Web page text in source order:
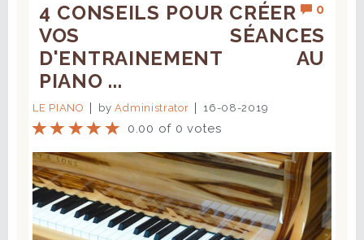
0
4 CONSEILS POUR CRÉER
VOS SÉANCES
D'ENTRAINEMENT AU
PIANO ...
LE PIANO byAdministrator 16-08-2019
0.00 of 0 votes